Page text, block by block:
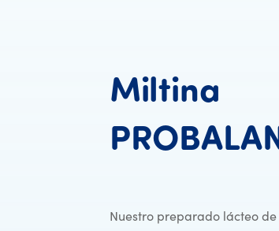
Miltina
Nuestro preparado lácteo